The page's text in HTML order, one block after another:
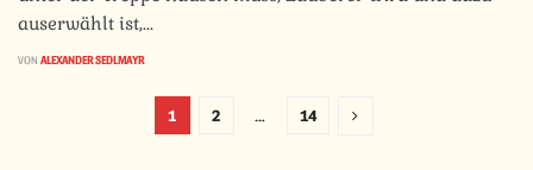
auserwählt ist,...
VON ALEXANDER SEDLMAYR
1 2 … 14